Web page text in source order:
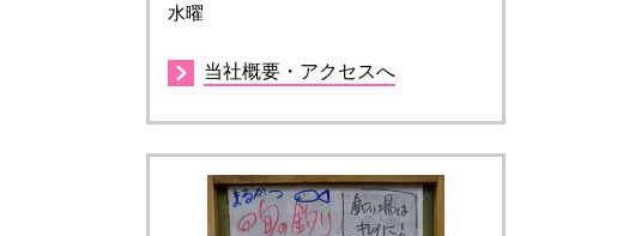
水曜
当社概要・アクセスへ